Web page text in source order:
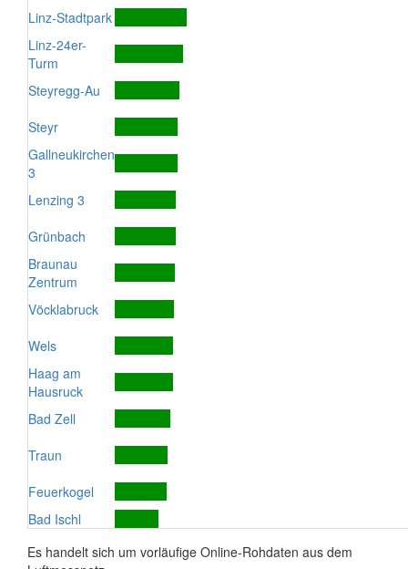
Linz-Stadtpark
Linz-24er-
Turm
Steyregg-Au
Steyr
Gallneukirchen
3
Lenzing 3
Grünbach
Braunau
Zentrum
Vöcklabruck
Wels
Haag am
Hausruck
Bad Zell
Traun
Feuerkogel
Bad Ischl
Es handelt sich um vorläufige Online-Rohdaten aus dem